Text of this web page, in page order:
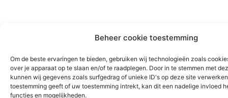
Beheer cookie toestemming
Om de beste ervaringen te bieden, gebruiken wij technologieën zoals
over je apparaat op te slaan en/of te raadplegen. Door in te stemmen met
kunnen wij gegevens zoals surfgedrag of unieke ID's op deze site
toestemming geeft of uw toestemming intrekt, kan dit een nadelige invloed
functies en mogelijkheden.